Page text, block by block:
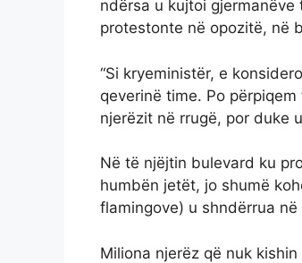
ndërsa u kujtoi
protestonte në opozitë, në
“Si kryeministër, e
qeverinë time. Po
njerëzit në rrugë, por duke
Në të njëjtin bulevard ku
humbën jetët, jo shumë
flamingove) u shndërrua
Miliona njerëz që nuk